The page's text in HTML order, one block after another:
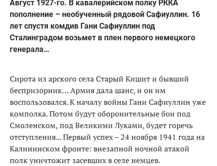
Август 1927-го. В кавалерийском полку РККА
пополнение – необученный рядовой Сафиуллин. 16
лет спустя комдив Гани Сафиуллин под
Сталинградом возьмет в плен первого немецкого
генерала…
Сирота из арского села Старый Кишит и бывший
беспризорник… Армия дала шанс, и он им
воспользовался. К началу войны Гани Сафиуллин уже
комполка. Потом будут оборонительные бои под
Смоленском, под Великими Луками, будет горечь
отступления... Первый успех – 24 ноября 1941 года на
Калининском фронте: внезапной ночной атакой
полк уничтожит засевших в селе немцев.